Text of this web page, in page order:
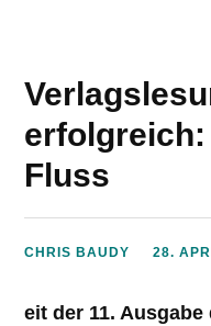
Fluss
CHRIS BAUDY 28.
eit der 11.